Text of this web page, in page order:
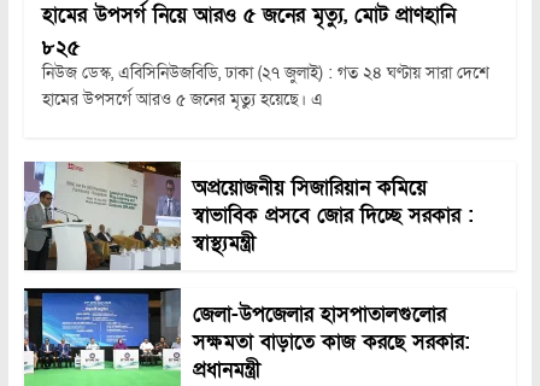
হামের উপসর্গ নিয়ে আরও ৫ জনের মৃত্যু, মোট প্রাণহানি
৮২৫
নিউজ ডেস্ক, এবিসিনিউজবিডি, ঢাকা (২৭ জুলাই) : গত ২৪ ঘণ্টায় সারা দেশে
হামের উপসর্গে আরও ৫ জনের মৃত্যু হয়েছে। এ
অপ্রয়োজনীয় সিজারিয়ান কমিয়ে
স্বাভাবিক প্রসবে জোর দিচ্ছে সরকার :
স্বাস্থ্যমন্ত্রী
জেলা-উপজেলার হাসপাতালগুলোর
সক্ষমতা বাড়াতে কাজ করছে সরকার:
প্রধানমন্ত্রী